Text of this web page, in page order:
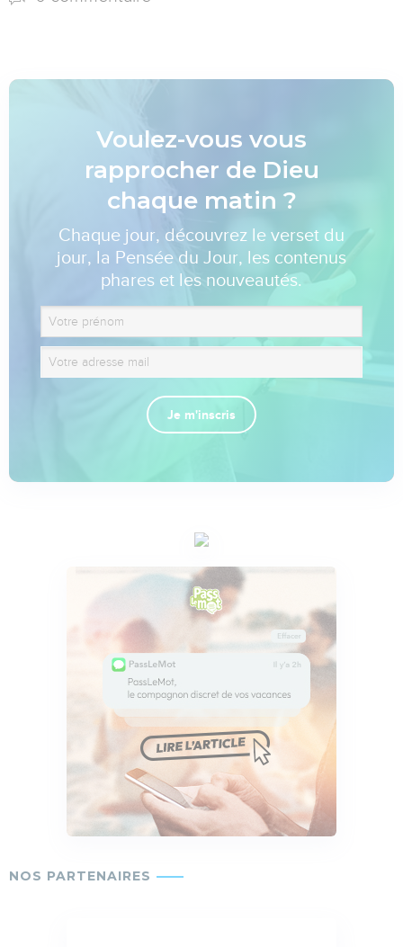
Voulez-vous vous
rapprocher de Dieu
chaque matin ?
Chaque jour, découvrez le verset du
jour, la Pensée du Jour, les contenus
phares et les nouveautés.
Je m'inscris